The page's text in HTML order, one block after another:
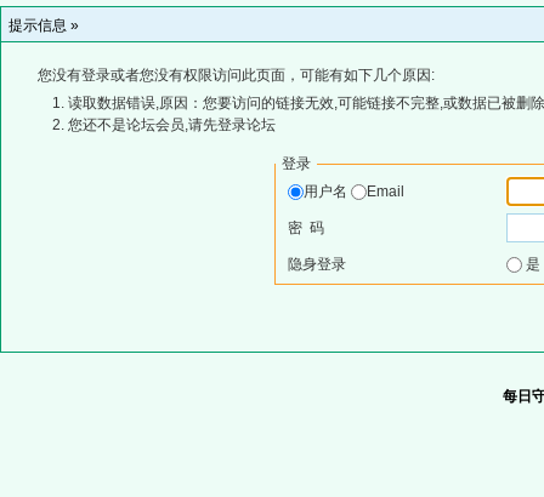
提示信息 »
您没有登录或者您没有权限访问此页面，可能有如下几个原因:
读取数据错误,原因：您要访问的链接无效,可能链接不完整,或数据已被删
您还不是论坛会员,请先登录论坛
登录
用户名
Email
密 码
隐身登录
每日